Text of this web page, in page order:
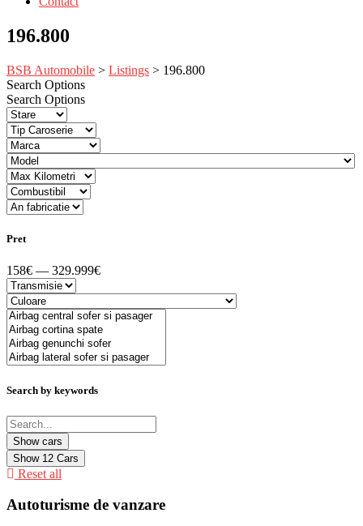
196.800
BSB Automobile > Listings > 196.800
Search Options
Search Options
Pret
158€ — 329.999€
Search by keywords
Show 12 Cars
Reset all
Autoturisme de vanzare